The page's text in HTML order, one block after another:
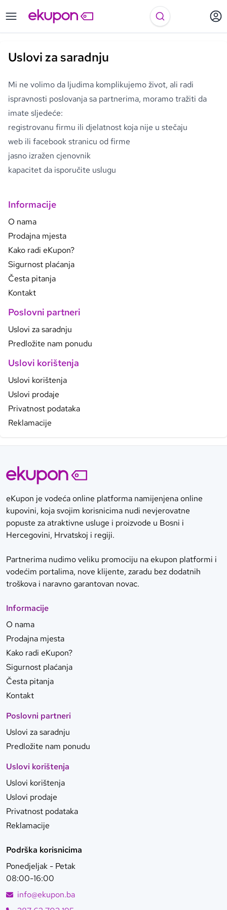
Uslovi za saradnju
Mi ne volimo da ljudima komplikujemo život, ali radi
ispravnosti poslovanja sa partnerima, moramo tražiti da
imate sljedeće:
registrovanu firmu ili djelatnost koja nije u stečaju
web ili facebook stranicu od firme
jasno izražen cjenovnik
kapacitet da isporučite uslugu
Informacije
O nama
Prodajna mjesta
Kako radi eKupon?
Sigurnost plaćanja
Česta pitanja
Kontakt
Poslovni partneri
Uslovi za saradnju
Predložite nam ponudu
Uslovi korištenja
Uslovi korištenja
Uslovi prodaje
Privatnost podataka
Reklamacije
eKupon je vodeća online platforma namijenjena online
kupovini, koja svojim korisnicima nudi nevjerovatne
popuste za atraktivne usluge i proizvode u Bosni i
Hercegovini, Hrvatskoj i regiji.
Partnerima nudimo veliku promociju na ekupon platformi i
vodećim portalima, nove klijente, zaradu bez dodatnih
troškova i naravno garantovan novac.
Informacije
O nama
Prodajna mjesta
Kako radi eKupon?
Sigurnost plaćanja
Česta pitanja
Kontakt
Poslovni partneri
Uslovi za saradnju
Predložite nam ponudu
Uslovi korištenja
Uslovi korištenja
Uslovi prodaje
Privatnost podataka
Reklamacije
Podrška korisnicima
Ponedjeljak - Petak
08:00-16:00
info@ekupon.ba